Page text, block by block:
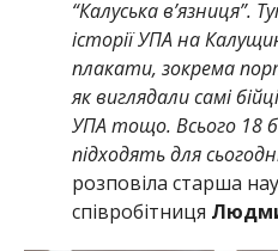
“Калуська в’язниця”.
історії УПА на
плакати, зокрема
як виглядали самі
УПА тощо. Всього 18
підходять для
розповіла старша
співробітниця